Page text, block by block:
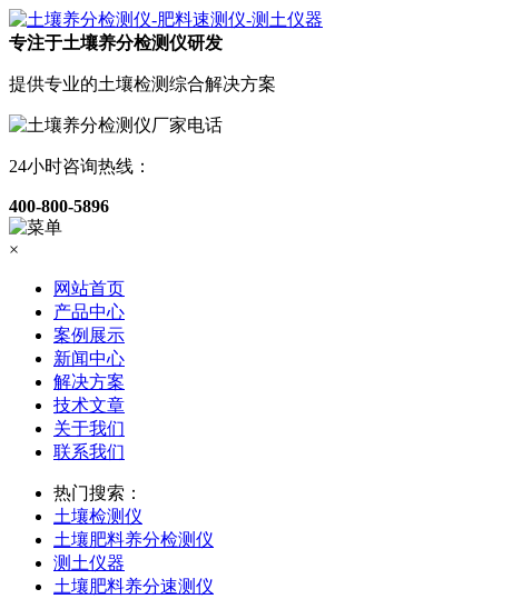
专注于土壤养分检测仪研发
提供专业的土壤检测综合解决方案
24小时咨询热线：
400-800-5896
×
网站首页
产品中心
案例展示
新闻中心
解决方案
技术文章
关于我们
联系我们
热门搜索：
土壤检测仪
土壤肥料养分检测仪
测土仪器
土壤肥料养分速测仪